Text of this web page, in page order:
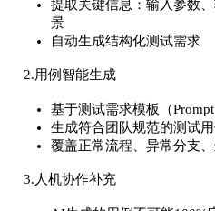
提取关键信息：输入参数
景
自动生成结构化测试需求
2.用例智能生成
基于测试需求模板（Prompt
生成符合团队规范的测试
覆盖正常流程、异常分支
3.人机协作补充